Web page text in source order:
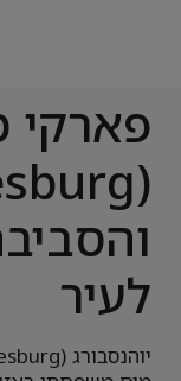
פארקי
לעיר